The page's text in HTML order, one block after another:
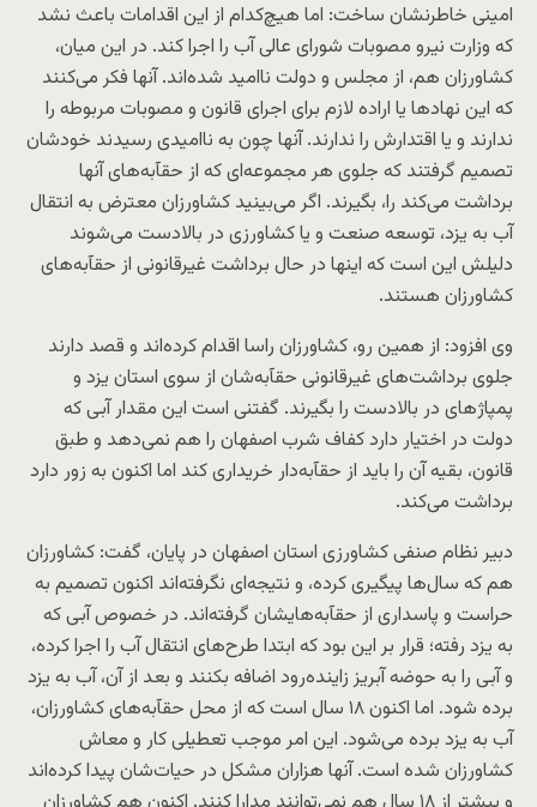
امینی خاطرنشان ساخت: اما هیچ‌کدام از این اقدامات باعث نشد
که وزارت نیرو مصوبات شورای عالی آب را اجرا کند. در این میان،
کشاورزان هم، از مجلس و دولت ناامید شده‌اند. آنها فکر می‌کنند
که این نهادها یا اراده لازم برای اجرای قانون و مصوبات مربوطه را
ندارند و یا اقتدارش را ندارند. آنها چون به ناامیدی رسیدند خودشان
تصمیم گرفتند که جلوی هر مجموعه‌ای که از حقآبه‌های آنها
برداشت می‌کند را، بگیرند. اگر می‌بینید کشاورزان معترض به انتقال
آب به یزد، توسعه صنعت و یا کشاورزی در بالادست می‌شوند
دلیلش این است که اینها در حال برداشت غیرقانونی از حقآبه‌های
کشاورزان هستند.
وی افزود: از همین رو، کشاورزان راسا اقدام کرده‌اند و قصد دارند
جلوی برداشت‌های غیرقانونی حقآبه‌شان از سوی استان یزد و
پمپاژ‌های در بالادست را بگیرند. گفتنی است این مقدار آبی که
دولت در اختیار دارد کفاف شرب اصفهان را هم نمی‌دهد و طبق
قانون، بقیه آن را باید از حقآبه‌دار خریداری کند اما اکنون به زور دارد
برداشت می‌کند.
دبیر نظام صنفی کشاورزی استان اصفهان در پایان، گفت: کشاورزان
هم که سال‌ها پیگیری کرده، و نتیجه‌ای نگرفته‌اند اکنون تصمیم به
حراست و پاسداری از حقآبه‌هایشان گرفته‌اند. در خصوص آبی که
به یزد رفته؛ قرار بر این بود که ابتدا طرح‌های انتقال آب را اجرا کرده،
و آبی را به حوضه آبریز زاینده‌رود اضافه بکنند و بعد از آن، آب به یزد
برده شود. اما اکنون ۱۸ سال است که از محل حقآبه‌های کشاورزان،
آب به یزد برده می‌شود. این امر موجب تعطیلی کار و معاش
کشاورزان شده است. آنها هزاران مشکل در حیات‌شان پیدا کرده‌اند